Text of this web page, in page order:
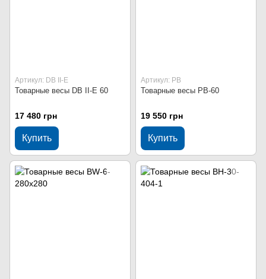
Артикул: DB II-E
Товарные весы DB II-E 60
17 480 грн
Купить
Артикул: PB
Товарные весы PB-60
19 550 грн
Купить